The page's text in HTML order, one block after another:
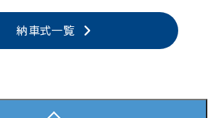
納車式一覧